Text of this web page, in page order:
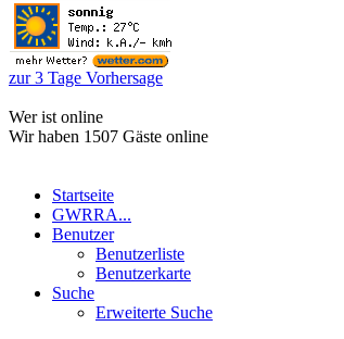
zur 3 Tage Vorhersage
Wer ist online
Wir haben 1507 Gäste online
Startseite
GWRRA...
Benutzer
Benutzerliste
Benutzerkarte
Suche
Erweiterte Suche